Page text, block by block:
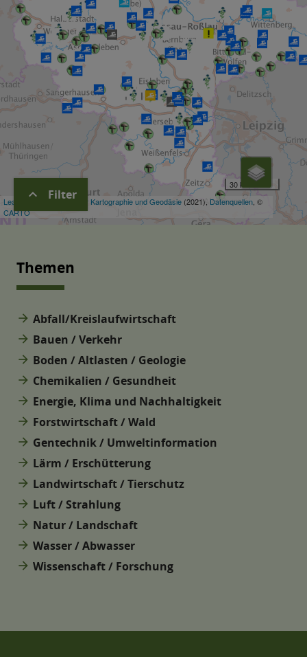
expand_more Filter
Themen
arrow_forward Abfall/Kreislaufwirtschaft
arrow_forward Bauen / Verkehr
arrow_forward Boden / Altlasten / Geologie
arrow_forward Chemikalien / Gesundheit
arrow_forward Energie, Klima und Nachhaltigkeit
arrow_forward Forstwirtschaft / Wald
arrow_forward Gentechnik / Umweltinformation
arrow_forward Lärm / Erschütterung
arrow_forward Landwirtschaft / Tierschutz
arrow_forward Luft / Strahlung
arrow_forward Natur / Landschaft
arrow_forward Wasser / Abwasser
arrow_forward Wissenschaft / Forschung